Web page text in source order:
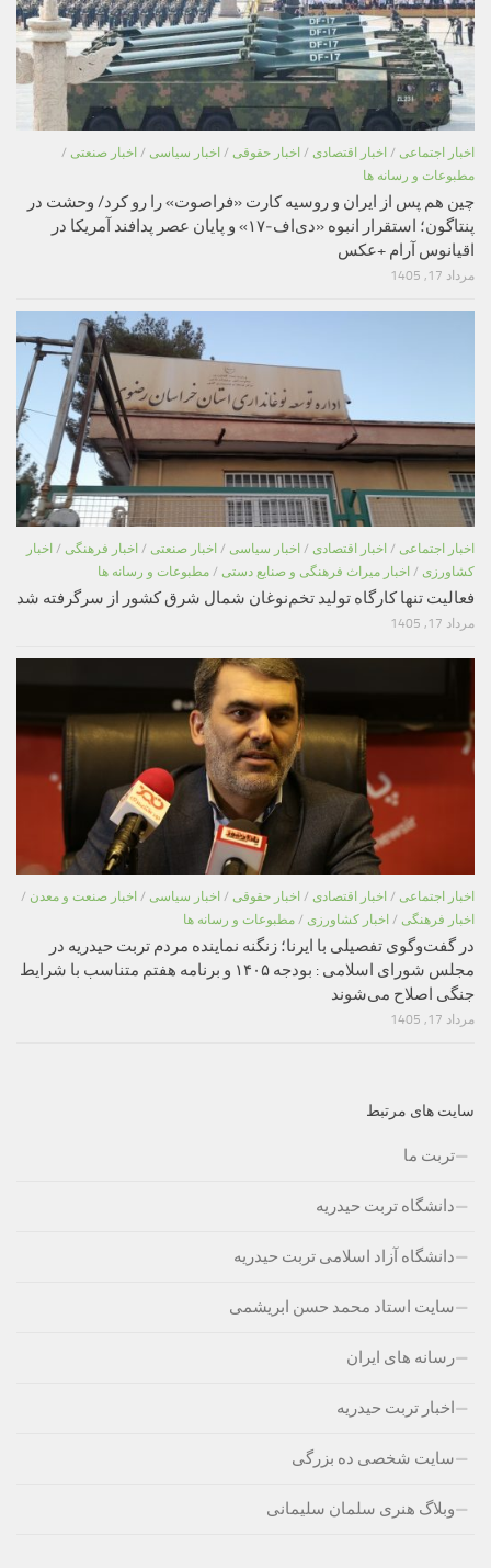
اخبار اجتماعی / اخبار اقتصادی / اخبار حقوقی / اخبار سیاسی / اخبار صنعتی /
مطبوعات و رسانه ها
چین هم پس از ایران و روسیه کارت «فراصوت» را رو کرد/ وحشت در
پنتاگون؛ استقرار انبوه «دی‌اف‑۱۷» و پایان عصر پدافند آمریکا در
اقیانوس آرام +عکس
مرداد 17, 1405
اخبار اجتماعی / اخبار اقتصادی / اخبار سیاسی / اخبار صنعتی / اخبار فرهنگی / اخبار
کشاورزی / اخبار میراث فرهنگی و صنایع دستی / مطبوعات و رسانه ها
فعالیت تنها کارگاه تولید تخم‌نوغان شمال شرق کشور از سرگرفته شد
مرداد 17, 1405
اخبار اجتماعی / اخبار اقتصادی / اخبار حقوقی / اخبار سیاسی / اخبار صنعت و معدن /
اخبار فرهنگی / اخبار کشاورزی / مطبوعات و رسانه ها
در گفت‌وگوی تفصیلی با ایرنا؛ زنگنه نماینده مردم تربت حیدریه در
مجلس شورای اسلامی : بودجه ۱۴۰۵ و برنامه هفتم متناسب با شرایط
جنگی اصلاح می‌شوند
مرداد 17, 1405
سایت های مرتبط
تربت ما
دانشگاه تربت حیدریه
دانشگاه آزاد اسلامی تربت حیدریه
سایت استاد محمد حسن ابریشمی
رسانه های ایران
اخبار تربت حیدریه
سایت شخصی ده بزرگی
وبلاگ هنری سلمان سلیمانی